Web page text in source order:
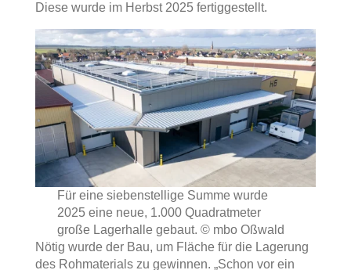
Diese wurde im Herbst 2025 fertiggestellt.
Für eine siebenstellige Summe wurde
2025 eine neue, 1.000 Quadratmeter
große Lagerhalle gebaut.© mbo Oßwald
Nötig wurde der Bau, um Fläche für die Lagerung
des Rohmaterials zu gewinnen. „Schon vor ein